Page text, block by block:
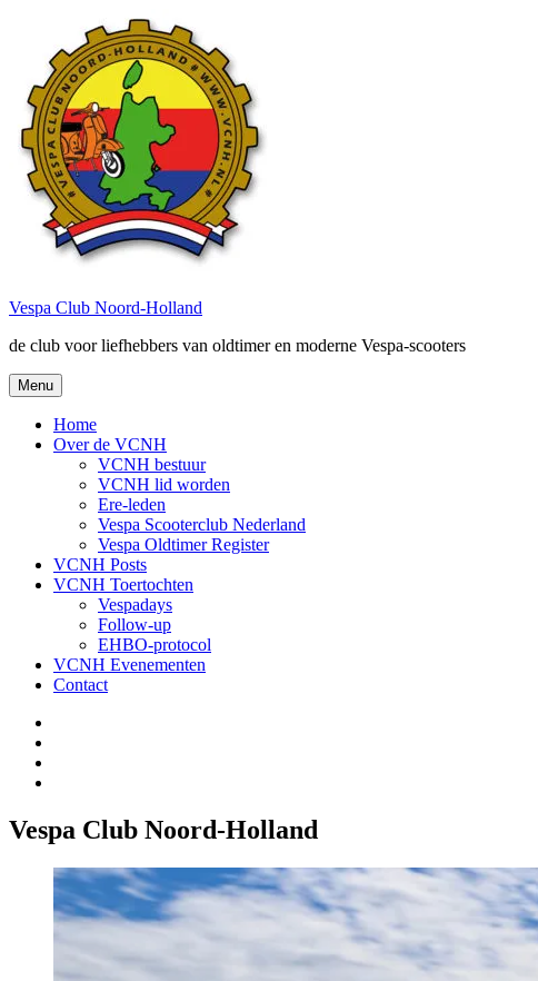
inhoud
Vespa Club Noord-Holland
de club voor liefhebbers van oldtimer en moderne Vespa-scooters
Menu
Home
Over de VCNH
VCNH bestuur
VCNH lid worden
Ere-leden
Vespa Scooterclub Nederland
Vespa Oldtimer Register
VCNH Posts
VCNH Toertochten
Vespadays
Follow-up
EHBO-protocol
VCNH Evenementen
Contact
Vespa Club Noord-Holland